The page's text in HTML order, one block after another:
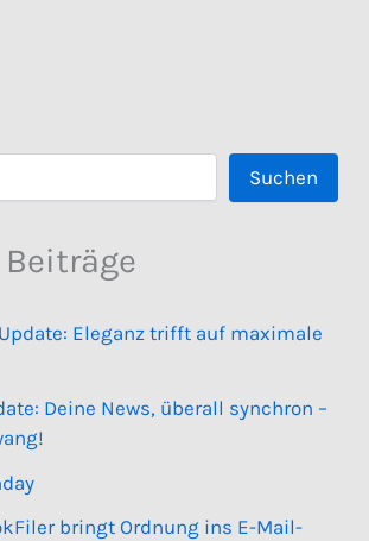
Suchen
Eleganz trifft auf maximale
Deine News, überall synchron –
bringt Ordnung ins E-Mail-